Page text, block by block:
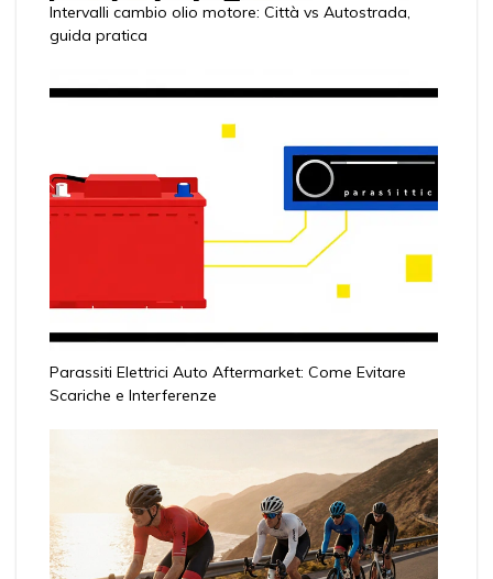
Intervalli cambio olio motore: Città vs Autostrada,
guida pratica
Parassiti Elettrici Auto Aftermarket: Come Evitare
Scariche e Interferenze